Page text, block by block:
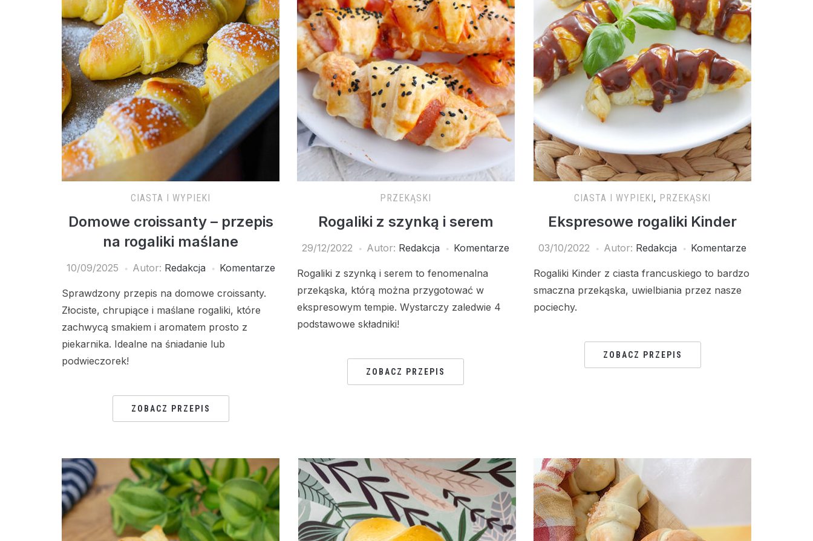
CIASTA I WYPIEKI
Domowe croissanty – przepis
na rogaliki maślane
10/09/2025 Autor: Redakcja Komentarze
Sprawdzony przepis na domowe croissanty.
Złociste, chrupiące i maślane rogaliki, które
zachwycą smakiem i aromatem prosto z
piekarnika. Idealne na śniadanie lub
podwieczorek!
ZOBACZ PRZEPIS
PRZEKĄSKI
Rogaliki z szynką i serem
29/12/2022 Autor: Redakcja Komentarze
Rogaliki z szynką i serem to fenomenalna
przekąska, którą można przygotować w
ekspresowym tempie. Wystarczy zaledwie 4
podstawowe składniki!
ZOBACZ PRZEPIS
CIASTA I WYPIEKI, PRZEKĄSKI
Ekspresowe rogaliki Kinder
03/10/2022 Autor: Redakcja Komentarze
Rogaliki Kinder z ciasta francuskiego to bardzo
smaczna przekąska, uwielbiania przez nasze
pociechy.
ZOBACZ PRZEPIS